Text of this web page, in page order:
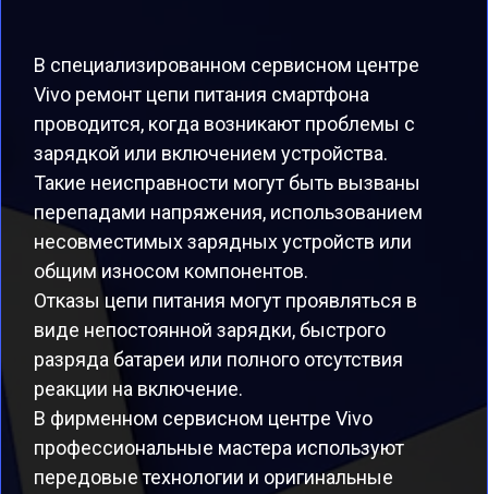
В специализированном сервисном центре
Vivo ремонт цепи питания смартфона
проводится, когда возникают проблемы с
зарядкой или включением устройства.
Такие неисправности могут быть вызваны
перепадами напряжения, использованием
несовместимых зарядных устройств или
общим износом компонентов.
Отказы цепи питания могут проявляться в
виде непостоянной зарядки, быстрого
разряда батареи или полного отсутствия
реакции на включение.
В фирменном сервисном центре Vivo
профессиональные мастера используют
передовые технологии и оригинальные